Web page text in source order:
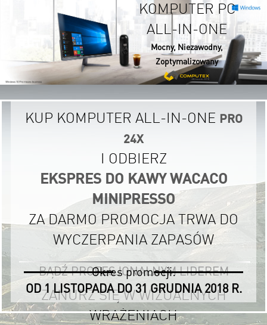
KUP KOMPUTER ALL-IN-ONE PRO
24X
I ODBIERZ
EKSPRES DO KAWY WACACO
MINIPRESSO
ZA DARMO PROMOCJA TRWA DO
WYCZERPANIA ZAPASÓW
Okres promocji:
OD 1 LISTOPADA DO 31 GRUDNIA 2018 R.
KOMPUTER PC
ALL-IN-ONE
Mocny, Niezawodny,
Zoptymalizowany
BĄDŹ PROFESJONALNYM LIDEREM
ZANURZ SIĘ W WIZUALNYCH
WRAŻENIACH